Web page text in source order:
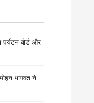
पर्यटन बोर्ड और
भागवत ने